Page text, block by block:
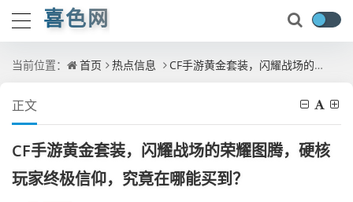
喜色网
当前位置： 首页 热点信息 CF手游黄金套装，闪耀战场的荣耀图腾，硬核玩家终极信仰，究竟在哪能买到？
正文
CF手游黄金套装，闪耀战场的荣耀图腾，硬核
玩家终极信仰，究竟在哪能买到？